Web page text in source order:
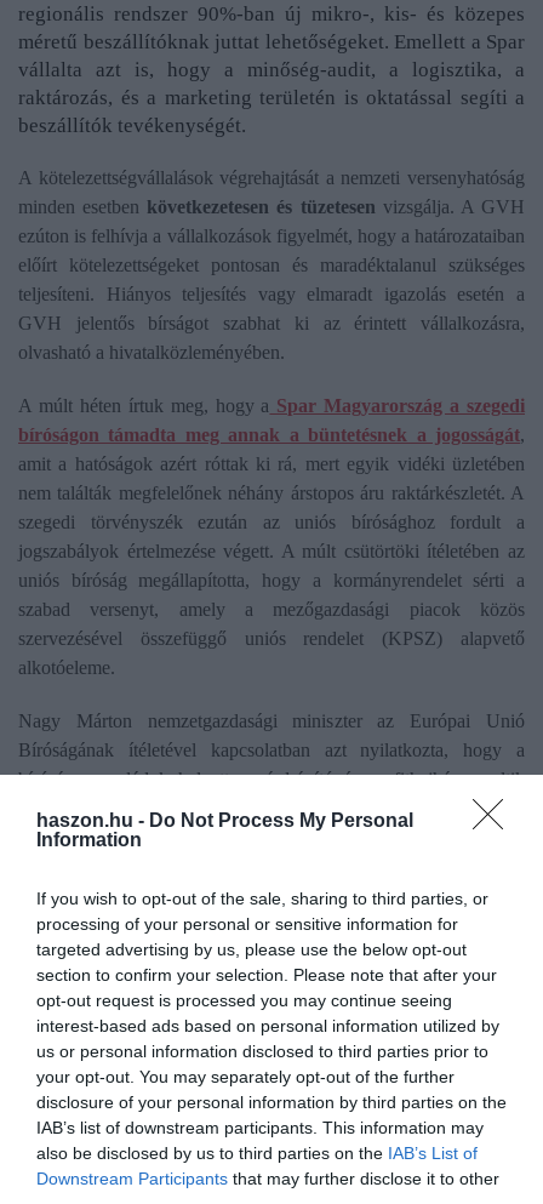
haszon.hu - Do Not Process My Personal
Information
If you wish to opt-out of the sale, sharing to third parties, or
processing of your personal or sensitive information for
targeted advertising by us, please use the below opt-out
section to confirm your selection. Please note that after your
opt-out request is processed you may continue seeing
interest-based ads based on personal information utilized by
us or personal information disclosed to third parties prior to
your opt-out. You may separately opt-out of the further
disclosure of your personal information by third parties on the
IAB’s list of downstream participants. This information may
also be disclosed by us to third parties on the IAB’s List of
Downstream Participants that may further disclose it to other
regionális rendszer 90%-ban új mikro-, kis- és közepes
méretű beszállítóknak juttat lehetőségeket. Emellett a Spar
vállalta azt is, hogy a minőség-audit, a logisztika, a
raktározás, és a marketing területén is oktatással segíti a
beszállítók tevékenységét.
A kötelezettségvállalások végrehajtását a nemzeti versenyhatóság
minden esetben következetesen és tüzetesen vizsgálja. A GVH
ezúton is felhívja a vállalkozások figyelmét, hogy a határozataiban
előírt kötelezettségeket pontosan és maradéktalanul szükséges
teljesíteni. Hiányos teljesítés vagy elmaradt igazolás esetén a
GVH jelentős bírságot szabhat ki az érintett vállalkozásra,
olvasható a hivatalközleményében.
A múlt héten írtuk meg, hogy a Spar Magyarország a szegedi
bíróságon támadta meg annak a büntetésnek a jogosságát,
amit a hatóságok azért róttak ki rá, mert egyik vidéki üzletében
nem találták megfelelőnek néhány árstopos áru raktárkészletét. A
szegedi törvényszék ezután az uniós bírósághoz fordult a
jogszabályok értelmezése végett. A múlt csütörtöki ítéletében az
uniós bíróság megállapította, hogy a kormányrendelet sérti a
szabad versenyt, amely a mezőgazdasági piacok közös
szervezésével összefüggő uniós rendelet (KPSZ) alapvető
alkotóeleme.
Nagy Márton nemzetgazdasági miniszter az Európai Unió
Bíróságának ítéletével kapcsolatban azt nyilatkozta, hogy a
bíróság a családok helyett az árdrágító és profithajhász multik
oldalára állt, amelyek profitéhségüket a magyar kormány ellen
vívott folyamatos harccal próbálják elfedni. A miniszter értékelése
támadások hátterében továbbra sem az érintett intézkedések
állnak, hanem annak valós oka a kiskereskedelmi vállalat lesújtó
gazdasági helyzete.
A SPAR Magyarország Kft. működése ugyanis nem hatékony,
mivel piaci versenytársaihoz képest magasabb költségszerkezettel
rendelkezik, emellett a piaci és az árversenyben is alulmaradt.
Ahelyett, hogy hatékonyságát és versenyképességét megerősítő
lépéseket tenne, a bírósággal próbálja beszedetni elmaradt,
tisztességtelen profitját,írta közleményébena Nemzetgazdasági
Minisztérium.